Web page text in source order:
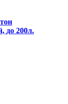
до 200л.